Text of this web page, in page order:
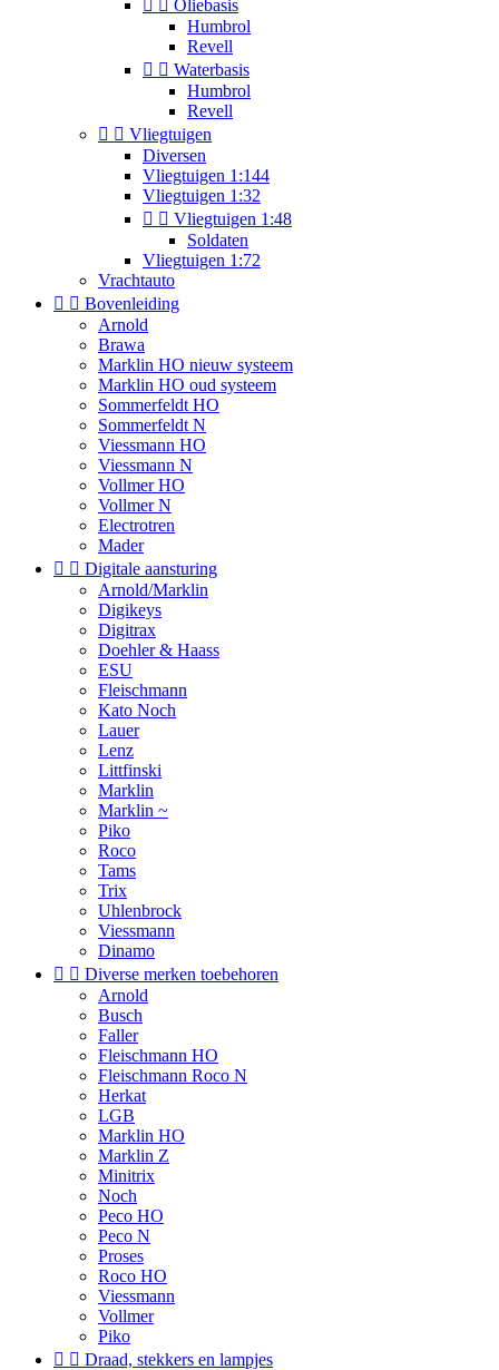
Oliebasis
Humbrol
Revell
  Waterbasis
Humbrol
Revell
  Vliegtuigen
Diversen
Vliegtuigen 1:144
Vliegtuigen 1:32
  Vliegtuigen 1:48
Soldaten
Vliegtuigen 1:72
Vrachtauto
  Bovenleiding
Arnold
Brawa
Marklin HO nieuw systeem
Marklin HO oud systeem
Sommerfeldt HO
Sommerfeldt N
Viessmann HO
Viessmann N
Vollmer HO
Vollmer N
Electrotren
Mader
  Digitale aansturing
Arnold/Marklin
Digikeys
Digitrax
Doehler & Haass
ESU
Fleischmann
Kato Noch
Lauer
Lenz
Littfinski
Marklin
Marklin ~
Piko
Roco
Tams
Trix
Uhlenbrock
Viessmann
Dinamo
  Diverse merken toebehoren
Arnold
Busch
Faller
Fleischmann HO
Fleischmann Roco N
Herkat
LGB
Marklin HO
Marklin Z
Minitrix
Noch
Peco HO
Peco N
Proses
Roco HO
Viessmann
Vollmer
Piko
  Draad, stekkers en lampjes